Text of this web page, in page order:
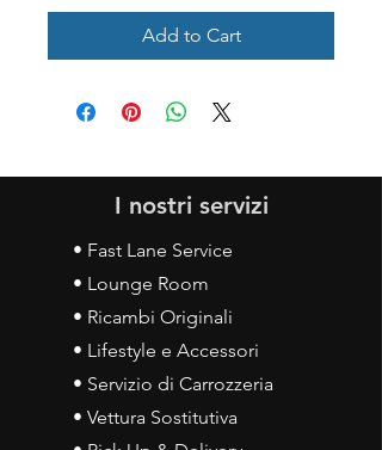
Add to Cart
I nostri servizi
• Fast Lane Service
• Lounge Room
• Ricambi Originali
• Lifestyle e Accessori
• Servizio di Carrozzeria
• Vettura Sostitutiva